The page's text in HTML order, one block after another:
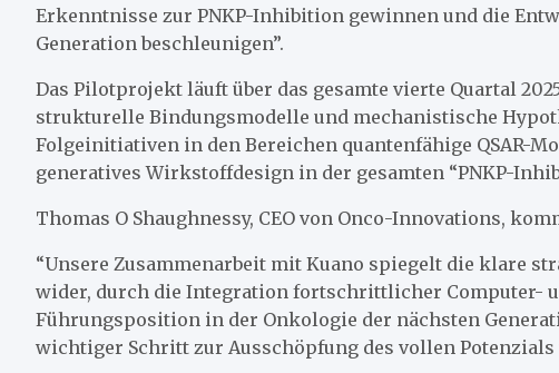
Erkenntnisse zur PNKP-Inhibition gewinnen und die
Generation beschleunigen”.
Das Pilotprojekt läuft über das gesamte vierte Quartal
strukturelle Bindungsmodelle und mechanistische
Folgeinitiativen in den Bereichen quantenfähige QSAR-
generatives Wirkstoffdesign in der gesamten “PNKP-
Thomas O Shaughnessy, CEO von Onco-Innovations,
“Unsere Zusammenarbeit mit Kuano spiegelt die klare
wider, durch die Integration fortschrittlicher Computer-
Führungsposition in der Onkologie der nächsten
wichtiger Schritt zur Ausschöpfung des vollen